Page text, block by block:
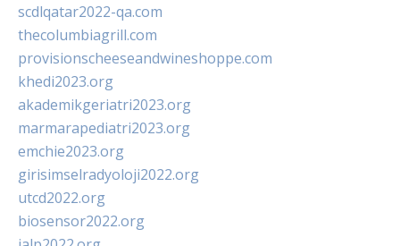
scdlqatar2022-qa.com
thecolumbiagrill.com
provisionscheeseandwineshoppe.com
khedi2023.org
akademikgeriatri2023.org
marmarapediatri2023.org
emchie2023.org
girisimselradyoloji2022.org
utcd2022.org
biosensor2022.org